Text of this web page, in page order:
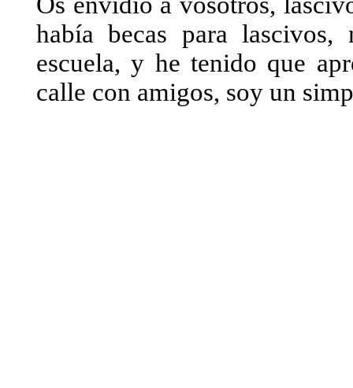
había becas para
escuela, y he tenido que
calle con amigos, soy un